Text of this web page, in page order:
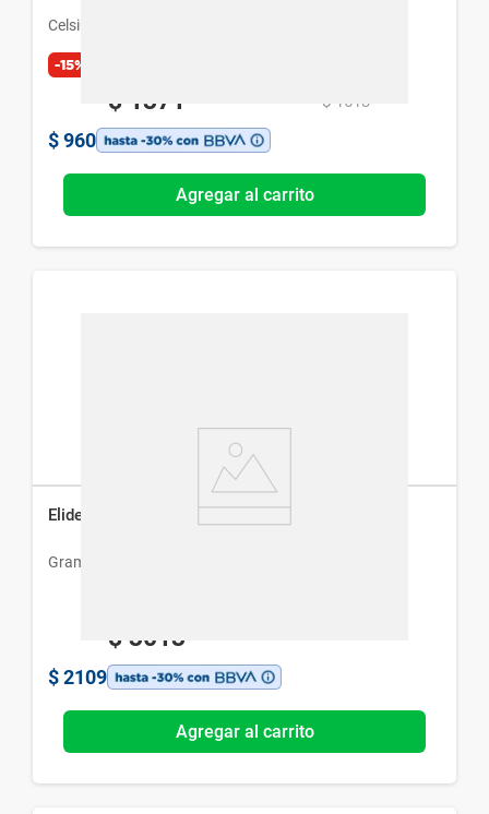
Celsius
-15%
$ 1371 $ 1613
$ 960
Agregar al carrito
Elidel Crema 1% x 15 g
Gramon Bago
$ 3013
$ 2109
Agregar al carrito